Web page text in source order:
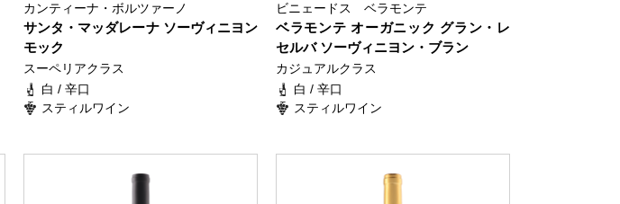
カンティーナ・ボルツァーノ
サンタ・マッダレーナ ソーヴィニヨン
モック
スーペリアクラス
白 / 辛口
スティルワイン
ビニェードス ベラモンテ
ベラモンテ オーガニック グラン・レ
セルバ ソーヴィニヨン・ブラン
カジュアルクラス
白 / 辛口
スティルワイン